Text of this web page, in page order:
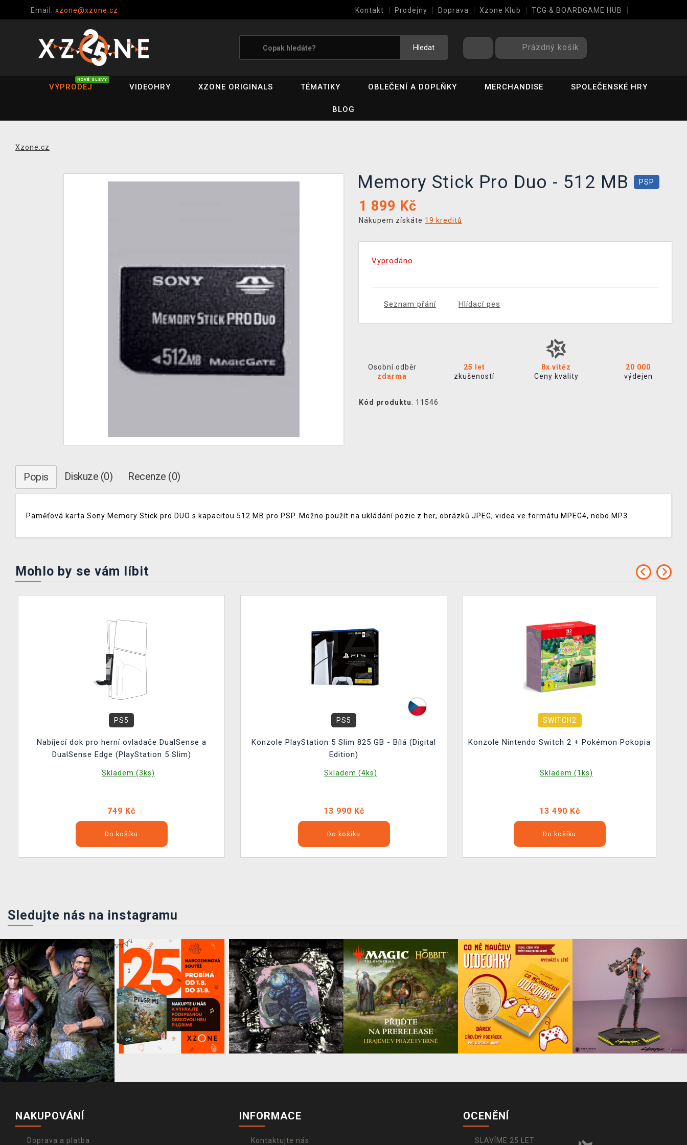
Email: xzone@xzone.cz Kontakt Prodejny Doprava Xzone Klub TCG & BOARDGAME HUB
Hledat Prázdný košík
VÝPRODEJ
NOVÉ SLEVY
VIDEOHRY XZONE ORIGINALS TÉMATIKY OBLEČENÍ A DOPLŇKY MERCHANDISE SPOLEČENSKÉ HRY
BLOG
Xzone.cz
Memory Stick Pro Duo - 512 MB PSP
1 899 Kč
Nákupem získáte 19 kreditů
Vyprodáno
Seznam přání Hlídací pes
Osobní odběr
zdarma
25 let
zkušeností
8x vítěz
Ceny kvality
20 000
výdejen
Kód produktu: 11546
Popis Diskuze (0) Recenze (0)
Paměťová karta Sony Memory Stick pro DUO s kapacitou 512 MB pro PSP. Možno použít na ukládání pozic z her, obrázků JPEG, videa ve formátu MPEG4, nebo MP3.
Mohlo by se vám líbit
PS5
Nabíjecí dok pro herní ovladače DualSense a
DualSense Edge (PlayStation 5 Slim)
Skladem (3ks)
749 Kč
Do košíku
PS5
Konzole PlayStation 5 Slim 825 GB - Bílá (Digital
Edition)
Skladem (4ks)
13 990 Kč
Do košíku
SWITCH2
Konzole Nintendo Switch 2 + Pokémon Pokopia
Skladem (1ks)
13 490 Kč
Do košíku
Sledujte nás na instagramu
NAKUPOVÁNÍ
Doprava a platba
INFORMACE
Kontaktujte nás
OCENĚNÍ
SLAVÍME 25 LET